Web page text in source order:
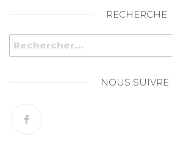
RECHERCHE
NOUS SUIVRE !